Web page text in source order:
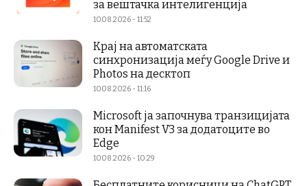
за вештачка интелигенција
10.08.2026 - 11:52
Крај на автоматската
синхронизација меѓу Google Drive и
Photos на десктоп
10.08.2026 - 11:16
Microsoft ја започнува транзицијата
кон Manifest V3 за додатоците во
Edge
10.08.2026 - 10:29